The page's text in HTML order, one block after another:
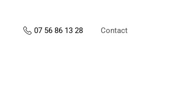
07 56 86 13 28 Contact